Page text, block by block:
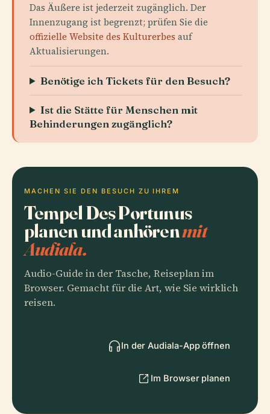
Das Äußere ist jederzeit zugänglich. Der
Innenzugang ist begrenzt; prüfen Sie die
offizielle Website des Kulturerbes auf
Aktualisierungen.
Benötige ich Tickets für den Besuch?
Ist die Stätte für Menschen mit
Behinderungen zugänglich?
MACHEN SIE DEN BESUCH ZU IHREM
Tempel Des Portunus
planen und anhörenmit
Audiala.
Audio-Guide in der Tasche, Reiseplan im
Browser. Gemacht für die Art, wie Sie wirklich
reisen.
In der Audiala-App öffnen
Im Browser planen